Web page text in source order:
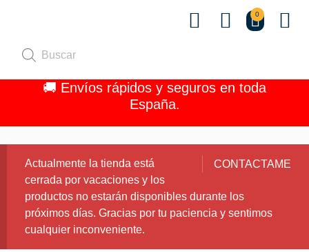
0
🚚 Envíos rápidos y seguros en toda
España.
CONTACTAME
Actualmente la tienda está
cerrada por vacaciones y los
productos no estarán disponibles durante los
próximos días. Gracias por tu paciencia y sentimos
cualquier inconveniente.